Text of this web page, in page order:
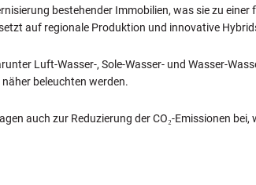
bestehender Immobilien, was sie zu
auf regionale Produktion und innovative
Luft-Wasser-, Sole-Wasser- und Wasser-
beleuchten werden.
auch zur Reduzierung der CO₂-Emissionen